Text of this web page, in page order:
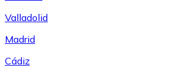
Valladolid
Madrid
Cádiz